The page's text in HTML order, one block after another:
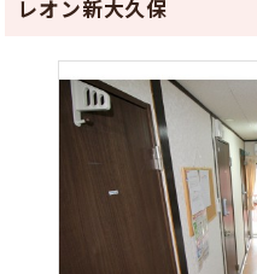
レオン新大久保